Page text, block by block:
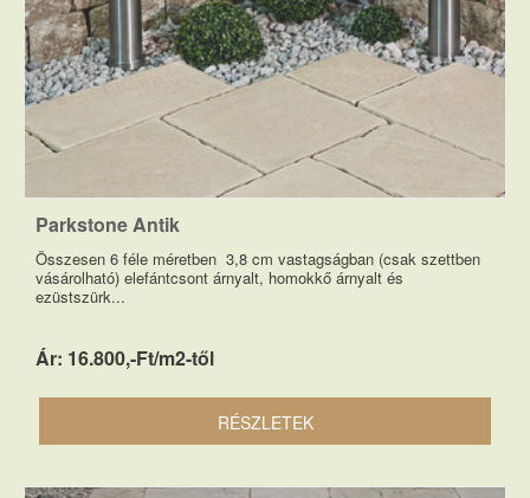
Parkstone Antik
Összesen 6 féle méretben 3,8 cm vastagságban (csak szettben
vásárolható) elefántcsont árnyalt, homokkő árnyalt és
ezüstszürk...
Ár: 16.800,-Ft/m2-től
RÉSZLETEK